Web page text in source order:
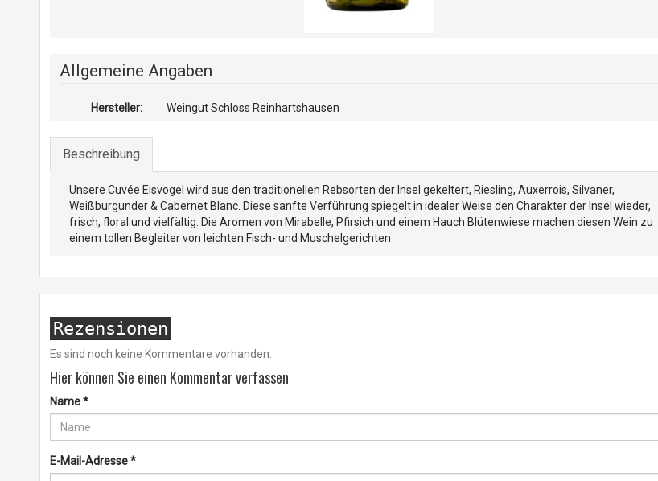
Allgemeine Angaben
Hersteller: Weingut Schloss Reinhartshausen
Beschreibung
Unsere Cuvée Eisvogel wird aus den traditionellen Rebsorten der Insel gekeltert, Riesling, Auxerrois, Silvaner,
Weißburgunder & Cabernet Blanc. Diese sanfte Verführung spiegelt in idealer Weise den Charakter der Insel wieder,
frisch, floral und vielfältig. Die Aromen von Mirabelle, Pfirsich und einem Hauch Blütenwiese machen diesen Wein zu
einem tollen Begleiter von leichten Fisch- und Muschelgerichten
Rezensionen
Es sind noch keine Kommentare vorhanden.
Hier können Sie einen Kommentar verfassen
Name*
E-Mail-Adresse*